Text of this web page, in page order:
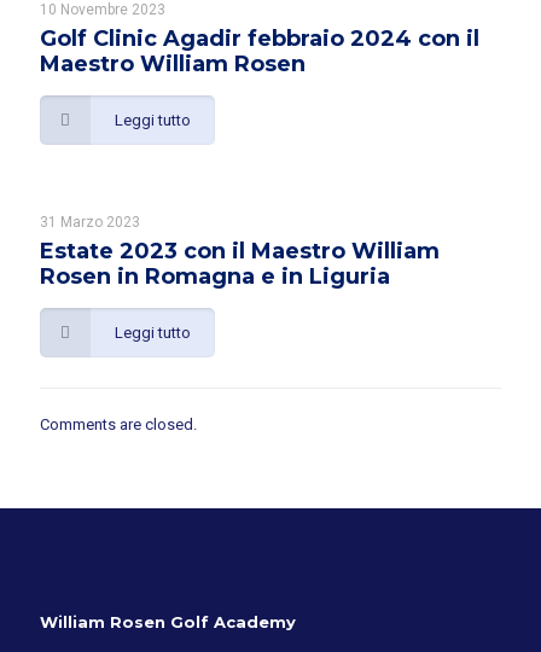
10 Novembre 2023
Golf Clinic Agadir febbraio 2024 con il
Maestro William Rosen
Leggi tutto
31 Marzo 2023
Estate 2023 con il Maestro William
Rosen in Romagna e in Liguria
Leggi tutto
Comments are closed.
William Rosen Golf Academy